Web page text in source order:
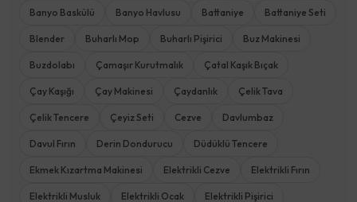
Banyo Baskülü Banyo Havlusu Battaniye Battaniye Seti
Blender Buharlı Mop Buharlı Pişirici Buz Makinesi
Buzdolabı Çamaşır Kurutmalık Çatal Kaşık Bıçak
Çay Kaşığı Çay Makinesi Çaydanlık Çelik Tava
Çelik Tencere Çeyiz Seti Cezve Davlumbaz
Davul Fırın Derin Dondurucu Düdüklü Tencere
Ekmek Kızartma Makinesi Elektrikli Cezve Elektrikli Fırın
Elektrikli Musluk Elektrikli Ocak Elektrikli Pişirici